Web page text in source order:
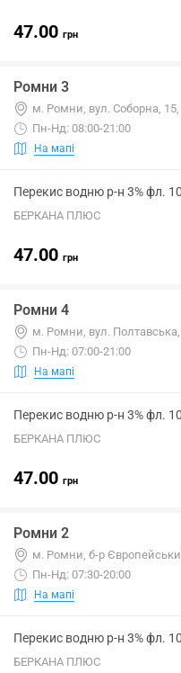
47.00 грн
Ромни 3
м. Ромни, вул. Соборна,
Пн-Нд: 08:00-21:00
На мапі
Перекис водню р-н 3% фл.
БЕРКАНА ПЛЮС
47.00 грн
Ромни 4
м. Ромни, вул.
Пн-Нд: 07:00-21:00
На мапі
Перекис водню р-н 3% фл.
БЕРКАНА ПЛЮС
47.00 грн
Ромни 2
м. Ромни, б-р
Пн-Нд: 07:30-20:00
На мапі
Перекис водню р-н 3% фл.
БЕРКАНА ПЛЮС